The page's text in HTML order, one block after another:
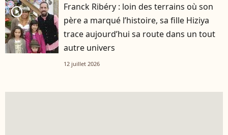
player2
Franck Ribéry : loin des terrains où son
père a marqué l’histoire, sa fille Hiziya
trace aujourd’hui sa route dans un tout
autre univers
12 juillet 2026